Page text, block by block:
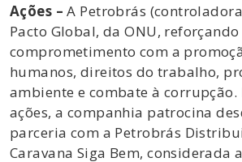
Ações – A Petrobrás
Pacto Global, da ONU, reforçando
comprometimento com a
humanos, direitos do trabalho,
ambiente e combate à corrupção.
ações, a companhia patrocina
parceria com a Petrobrás
Caravana Siga Bem, considerada